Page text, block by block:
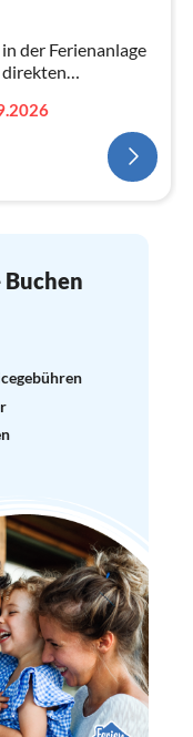
der Ferienanlage
Kinder und